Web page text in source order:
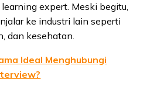
expert. Meski begitu,
ke industri lain seperti
dan kesehatan.
Ideal Menghubungi